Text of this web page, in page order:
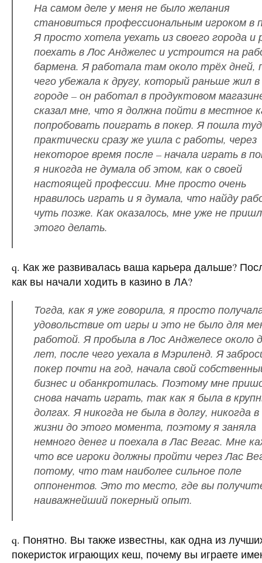
На самом деле у меня не было желания
становиться профессиональным игроком в
Я просто хотела уехать из своего города и
поехать в Лос Анджелес и устроится на
бармена. Я работала там около трёх дней,
чего убежала к другу, который раньше жил
городе – он работал в продуктовом
сказал мне, что я должна пойти в местное
попробовать поиграть в покер. Я пошла
практически сразу же ушла с работы, через
некоторое время после – начала играть в
я никогда не думала об этом, как о своей
настоящей профессии. Мне просто очень
нравилось играть и я думала, что найду
чуть позже. Как оказалось, мне уже не
этого делать.
q. Как же развивалась ваша карьера дальше?
как вы начали ходить в казино в ЛА?
Тогда, как я уже говорила, я просто
удовольствие от игры и это не было для
работой. Я пробыла в Лос Анджелесе около
лет, после чего уехала в Мэриленд. Я
покер почти на год, начала свой
бизнес и обанкротилась. Поэтому мне
снова начать играть, так как я была в
долгах. Я никогда не была в долгу, никогда в
жизни до этого момента, поэтому я заняла
немного денег и поехала в Лас Вегас. Мне
что все игроки должны пройти через Лас
потому, что там наиболее сильное поле
оппонентов. Это то место, где вы
наиважнейший покерный опыт.
q. Понятно. Вы также известны, как одна из
покеристок играющих кеш, почему вы играете